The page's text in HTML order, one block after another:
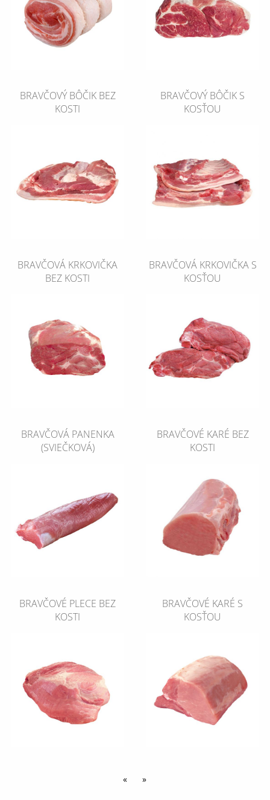
BRAVČOVÝ BÔČIK BEZ
KOSTI
BRAVČOVÝ BÔČIK S
KOSŤOU
BRAVČOVÁ KRKOVIČKA
BEZ KOSTI
BRAVČOVÁ KRKOVIČKA S
KOSŤOU
BRAVČOVÁ PANENKA
(SVIEČKOVÁ)
BRAVČOVÉ KARÉ BEZ
KOSTI
BRAVČOVÉ PLECE BEZ
KOSTI
BRAVČOVÉ KARÉ S
KOSŤOU
« »